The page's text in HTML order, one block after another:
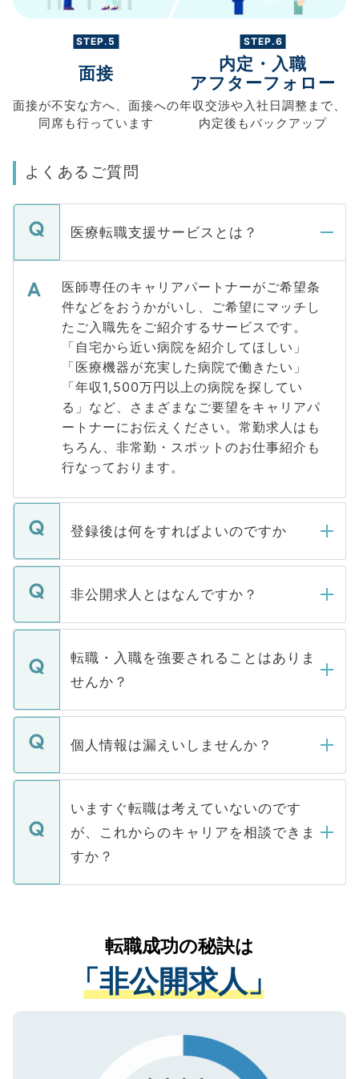
STEP.5
面接
面接が不安な方へ、 面接への
同席も行っています
STEP.6
内定・入職
アフターフォロー
年収交渉や入社日調整まで、
内定後もバックアップ
よくあるご質問
医療転職支援サービスとは？
医師専任のキャリアパートナーがご希望条
件などをおうかがいし、ご希望にマッチし
たご入職先をご紹介するサービスです。
「自宅から近い病院を紹介してほしい」
「医療機器が充実した病院で働きたい」
「年収1,500万円以上の病院を探してい
る」など、さまざまなご要望をキャリアパ
ートナーにお伝えください。常勤求人はも
ちろん、非常勤・スポットのお仕事紹介も
行なっております。
登録後は何をすればよいのですか
ご登録いただきましたら、弊社担当者がご
登録内容を確認し、その後メールもしくは
ます。通常、5営業日以内にはご連絡をせて
いただきますので、しばらくお待ちくださ
非公開求人とはなんですか？
マイナビDOCTORで取り扱っている求人の
うち約3割は、Webサイトからご覧いただ
けない「非公開求人」です。非公開求人は
下記の理由によって、一般には公開してい
ません。
■応募殺到を避けるため 人気のある医療機
関を公にしてしまうと、応募が殺到する場
に、医療機関が求める条件に合った人材の
みを人材紹介会社に依頼するケースが増え
ています。
転職・入職を強要されることはありま
せんか？
転職・入職を強要することは一切ありませ
ん。また、仮に応募先から内定をいただい
定を承諾する必要はありません。内定先へ
の辞退の連絡はキャリアパートナーが行い
個人情報は漏えいしませんか？
個人情報が漏えいすることはありませんの
で、ご安心ください。当サイトからの登録
などで収集したご登録者様の個人情報は、
ご本人のキャリアアップおよび転職活動の
支援を目的に使用いたします。お預かりし
ているすべての個人データはご本人の許可
は、個人情報の取り扱いについての厳密な
管理基準を満たした事業者のみに付与され
る、プライバシーマークを取得済みです。
で、機密保持に関してもご安心ください。
いますぐ転職は考えていないのです
が、これからのキャリアを相談できま
すか？
かがいして、現在の医療機関の状況や紹介
経験をまじえながら、適切なアドバイスを
させていただきます。すぐにご転職をされ
ない方には、長期的なサポートが可能です
ので、まずはご登録ください。
転職成功の秘訣は
「非公開求人」